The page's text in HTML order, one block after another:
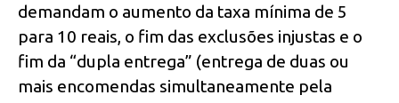
demandam o aumento da taxa mínima de 5
para 10 reais, o fim das exclusões injustas e o
fim da “dupla entrega” (entrega de duas ou
mais encomendas simultaneamente pela